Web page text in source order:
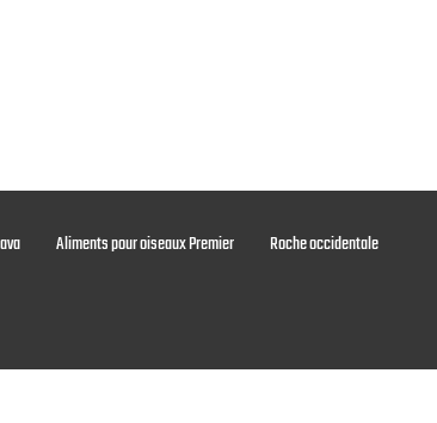
Aliments pour oiseaux Premier Roche occidentale